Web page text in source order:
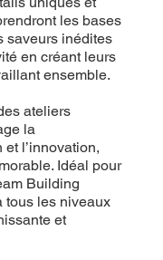
les bases
saveurs inédites
en créant leurs
ensemble.
ateliers
la
l’innovation,
Idéal pour
Building
tous les niveaux
et